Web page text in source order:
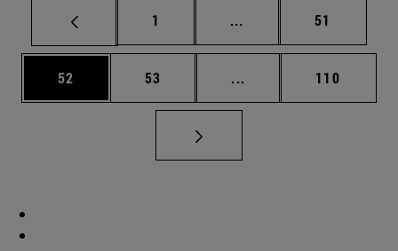
Página
1 ... Páginas intermedias
Página
51
Página
52 Página
53 ... Páginas intermedias
Página
110